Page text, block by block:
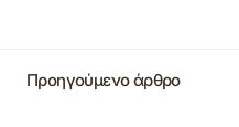
Προηγούμενο άρθρο